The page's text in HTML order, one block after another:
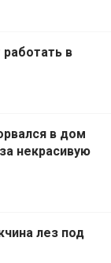
в
в дом
некрасивую
лез под